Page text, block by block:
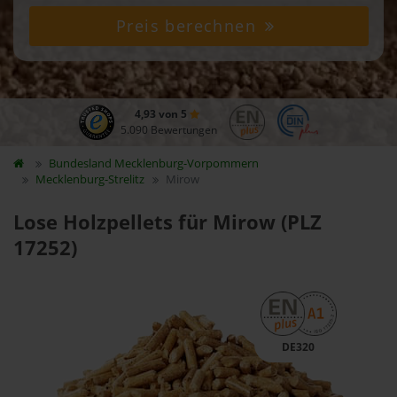
Preis berechnen
4,93 von 5
5.090 Bewertungen
Bundesland Mecklenburg-Vorpommern
Mecklenburg-Strelitz
Mirow
Lose Holzpellets für Mirow (PLZ
17252)
DE320